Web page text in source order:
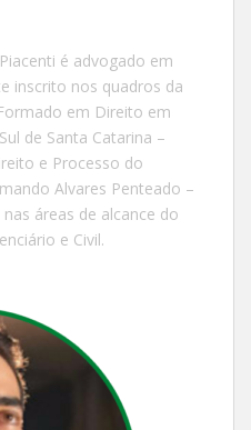
é advogado em
inscrito nos quadros da
em Direito em
de Santa Catarina –
e Processo do
Alvares Penteado –
áreas de alcance do
e Civil.